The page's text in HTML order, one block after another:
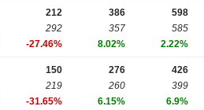
212
292
-27.46%
386
357
8.02%
598
585
2.22%
150
219
-31.65%
276
260
6.15%
426
399
6.9%